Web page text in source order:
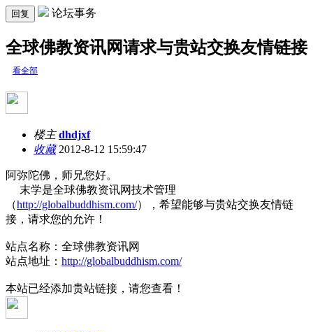
回复 论坛事务
全球佛教资讯网请求与贵站交换友情链接
看全部
楼主 dhdjxf
收藏2012-8-12 15:59:47
阿弥陀佛，师兄您好。
末学是全球佛教资讯网技术管理
（http://globalbuddhism.com/），希望能够与贵站交换友情链
接，请求您的允许！
站点名称：全球佛教资讯网
站点地址： http://globalbuddhism.com/
本站已经添加贵站链接，请您查看！